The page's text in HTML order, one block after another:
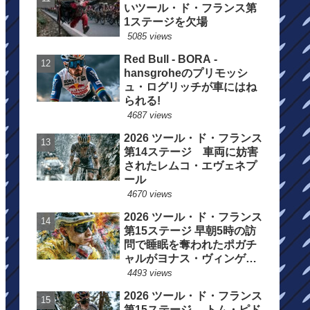
いツール・ド・フランス第
1ステージを欠場
5085 views
Red Bull - BORA -
hansgroheのプリモッシ
ュ・ログリッチが車にはね
られる!
4687 views
2026 ツール・ド・フランス
第14ステージ 車両に妨害
されたレムコ・エヴェネプ
ール
4670 views
2026 ツール・ド・フランス
第15ステージ 早朝5時の訪
問で睡眠を奪われたポガチ
ャルがヨナス・ヴィンゲゴ
ーの離脱を惜しむ
4493 views
2026 ツール・ド・フランス